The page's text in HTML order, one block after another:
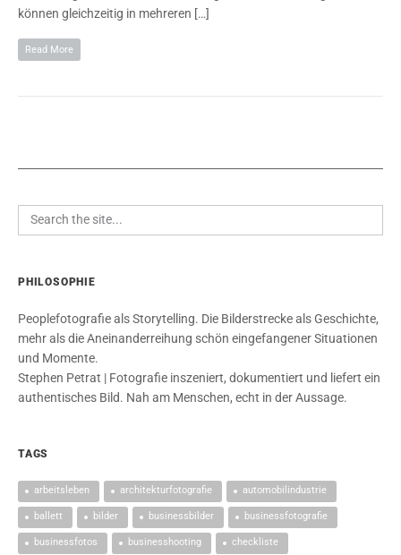
können gleichzeitig in mehreren […]
Read More
PHILOSOPHIE
Peoplefotografie als Storytelling. Die Bilderstrecke als Geschichte,
mehr als die Aneinanderreihung schön eingefangener Situationen
und Momente.
Stephen Petrat | Fotografie inszeniert, dokumentiert und liefert ein
authentisches Bild. Nah am Menschen, echt in der Aussage.
TAGS
arbeitsleben architekturfotografie automobilindustrie
ballett bilder businessbilder businessfotografie
businessfotos businesshooting checkliste